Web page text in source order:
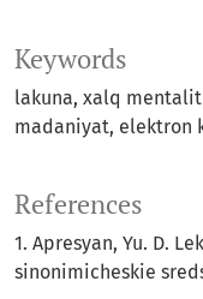
Keywords
lakuna, xalq
madaniyat, elektron
References
1. Apresyan, Yu. D.
sinonimicheskie